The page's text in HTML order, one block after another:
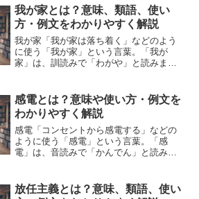
は「スピリット」の意味や使い方や類語
について、小説な...
我が家とは？意味、類語、使い
方・例文をわかりやすく解説
我が家「我が家は落ち着く」などのよう
に使う「我が家」という言葉。「我が
家」は、訓読みで「わがや」と読みま
家」の意味や使い方や類語について、小
説などの用例を紹介しながら、わ...
感電とは？意味や使い方・例文を
わかりやすく解説
感電「コンセントから感電する」などの
ように使う「感電」という言葉。「感
電」は、音読みで「かんでん」と読みま
意味や使い方について、小説などの用例
を紹介して、わかりやすく解...
放任主義とは？意味、類語、使い